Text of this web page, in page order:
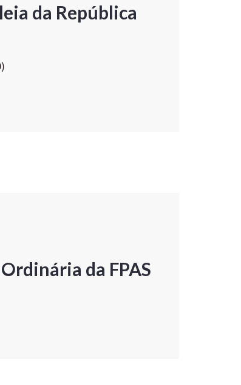
da República
da FPAS